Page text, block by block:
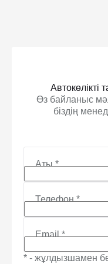
Автокөлікті
Өз байланыс
біздің
Аты*
Телефон*
Email*
* - жұлдызшамен